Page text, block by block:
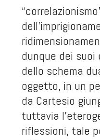
dunque dei suoi
dello schema
oggetto, in un
da Cartesio
tuttavia
riflessioni, tale